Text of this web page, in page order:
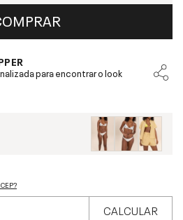
para encontrar o look
CALCULAR